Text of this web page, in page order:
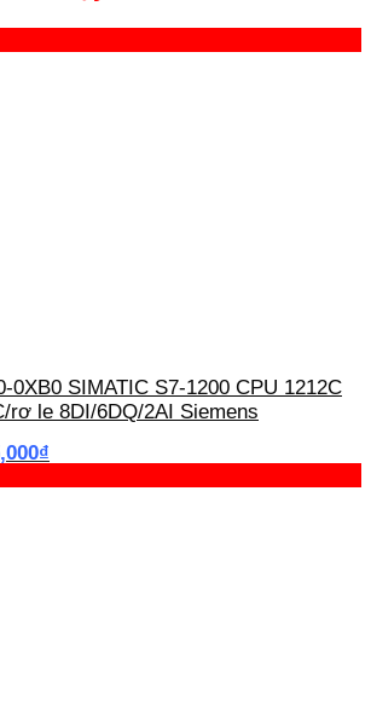
0XB0 SIMATIC S7-1200 CPU 1212C
rơ le 8DI/6DQ/2AI Siemens
₫Giá
tại